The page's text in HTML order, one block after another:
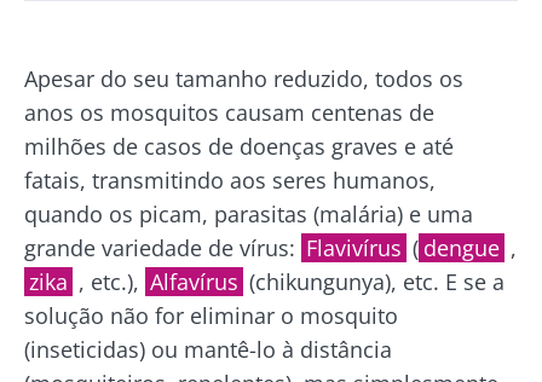
Apesar do seu tamanho reduzido, todos os
anos os mosquitos causam centenas de
milhões de casos de doenças graves e até
fatais, transmitindo aos seres humanos,
quando os picam, parasitas (malária) e uma
grande variedade de vírus: Flavivírus ( dengue ,
zika , etc.), Alfavírus (chikungunya), etc. E se a
solução não for eliminar o mosquito
(inseticidas) ou mantê-lo à distância